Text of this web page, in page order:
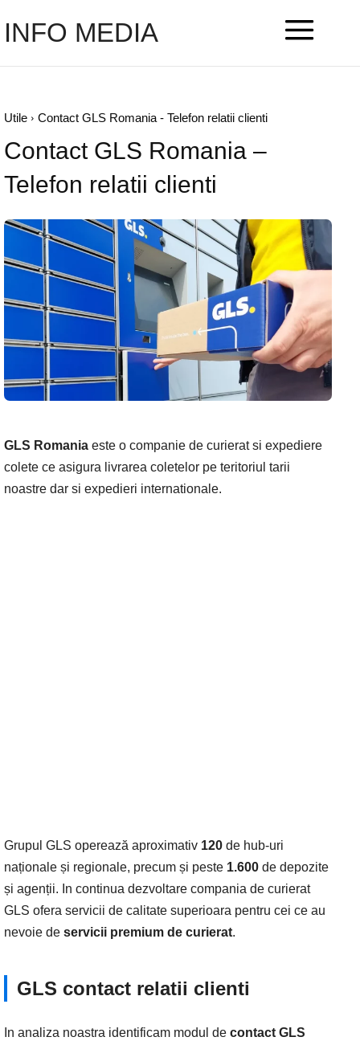
INFO MEDIA
Utile Contact GLS Romania - Telefon relatii clienti
Contact GLS Romania –
Telefon relatii clienti
GLS Romania este o companie de curierat si expediere
colete ce asigura livrarea coletelor pe teritoriul tarii
noastre dar si expedieri internationale.
Grupul GLS operează aproximativ 120 de hub-uri
naționale și regionale, precum și peste 1.600 de depozite
și agenții. In continua dezvoltare compania de curierat
GLS ofera servicii de calitate superioara pentru cei ce au
nevoie de servicii premium de curierat.
GLS contact relatii clienti
In analiza noastra identificam modul de contact GLS